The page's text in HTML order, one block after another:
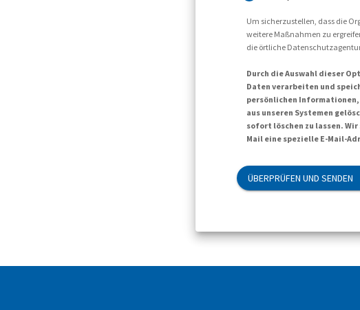
Um sicherzustellen, dass die
weitere Maßnahmen zu
die örtliche
Durch die Auswahl dieser
Daten verarbeiten und
persönlichen Informationen,
aus unseren Systemen
sofort löschen zu lassen.
Mail eine spezielle E-Mail-
ÜBERPRÜFEN UND SENDEN